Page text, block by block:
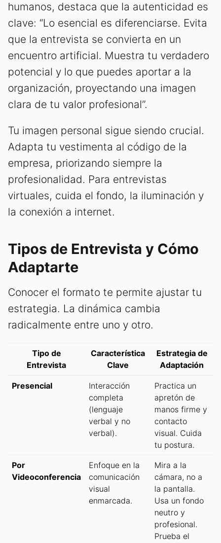
humanos, destaca que la autenticidad es
clave: “Lo esencial es diferenciarse. Evita
que la entrevista se convierta en un
encuentro artificial. Muestra tu verdadero
potencial y lo que puedes aportar a la
organización, proyectando una imagen
clara de tu valor profesional”.
Tu imagen personal sigue siendo crucial.
Adapta tu vestimenta al código de la
empresa, priorizando siempre la
profesionalidad. Para entrevistas
virtuales, cuida el fondo, la iluminación y
la conexión a internet.
Tipos de Entrevista y Cómo
Adaptarte
Conocer el formato te permite ajustar tu
estrategia. La dinámica cambia
radicalmente entre uno y otro.
Tipo de
Entrevista
Característica
Clave
Estrategia de
Adaptación
Presencial
Interacción
completa
(lenguaje
verbal y no
verbal).
Practica un
apretón de
manos firme y
contacto
visual. Cuida
tu postura.
Por
Videoconferencia
Enfoque en la
comunicación
visual
enmarcada.
Mira a la
cámara, no a
la pantalla.
Usa un fondo
neutro y
profesional.
Prueba el